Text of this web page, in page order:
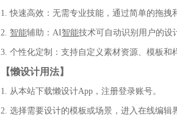
1. 快速高效：无需专业技能，通过简单的拖拽
2. 智能辅助：AI智能技术可自动识别用户的设
3. 个性化定制：支持自定义素材资源、模板和
【懒设计用法】
1. 从本站下载懒设计App，注册登录账号。
2. 选择需要设计的模板或场景，进入在线编辑